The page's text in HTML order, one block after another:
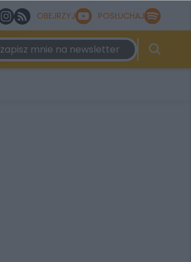
OBEJRZYJ POSŁUCHAJ
zapisz mnie na newsletter